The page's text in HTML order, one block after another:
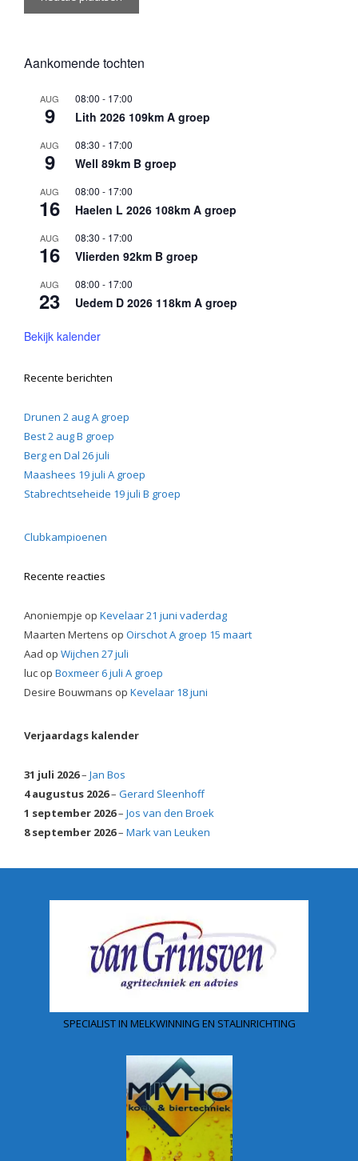
Aankomende tochten
AUG
9
08:00 - 17:00
Lith 2026 109km A groep
AUG
9
08:30 - 17:00
Well 89km B groep
AUG
16
08:00 - 17:00
Haelen L 2026 108km A groep
AUG
16
08:30 - 17:00
Vlierden 92km B groep
AUG
23
08:00 - 17:00
Uedem D 2026 118km A groep
Bekijk kalender
Recente berichten
Drunen 2 aug A groep
Best 2 aug B groep
Berg en Dal 26 juli
Maashees 19 juli A groep
Stabrechtseheide 19 juli B groep
Clubkampioenen
Recente reacties
Anoniempje op Kevelaar 21 juni vaderdag
Maarten Mertens op Oirschot A groep 15 maart
Aad op Wijchen 27 juli
luc op Boxmeer 6 juli A groep
Desire Bouwmans op Kevelaar 18 juni
Verjaardags kalender
31 juli 2026– Jan Bos
4 augustus 2026– Gerard Sleenhoff
1 september 2026– Jos van den Broek
8 september 2026– Mark van Leuken
SPECIALIST IN MELKWINNING EN STALINRICHTING